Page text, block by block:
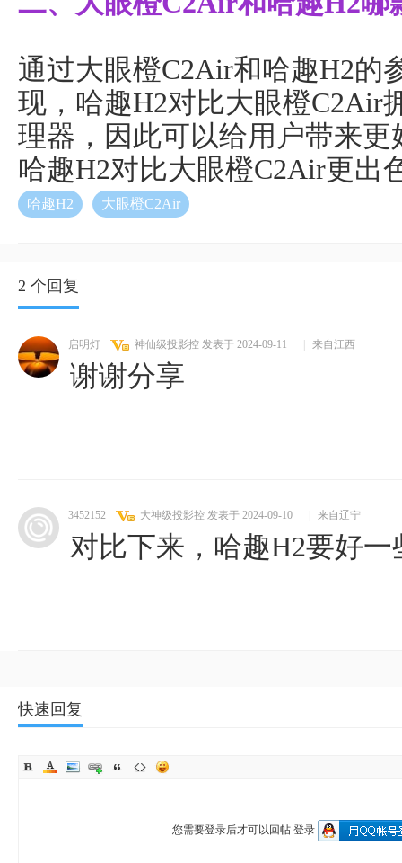
通过大眼橙C2Air和哈趣H2的
现，哈趣H2对比大眼橙C2Air
理器，因此可以给用户带来
哈趣H2对比大眼橙C2Air更出
哈趣H2 大眼橙C2Air
2 个回复
启明灯 神仙级投影控 发表于 2024-09-11 来自江西
谢谢分享
3452152 大神级投影控 发表于 2024-09-10 来自辽宁
对比下来，哈趣H2要好一
快速回复
您需要登录后才可以回帖 登录